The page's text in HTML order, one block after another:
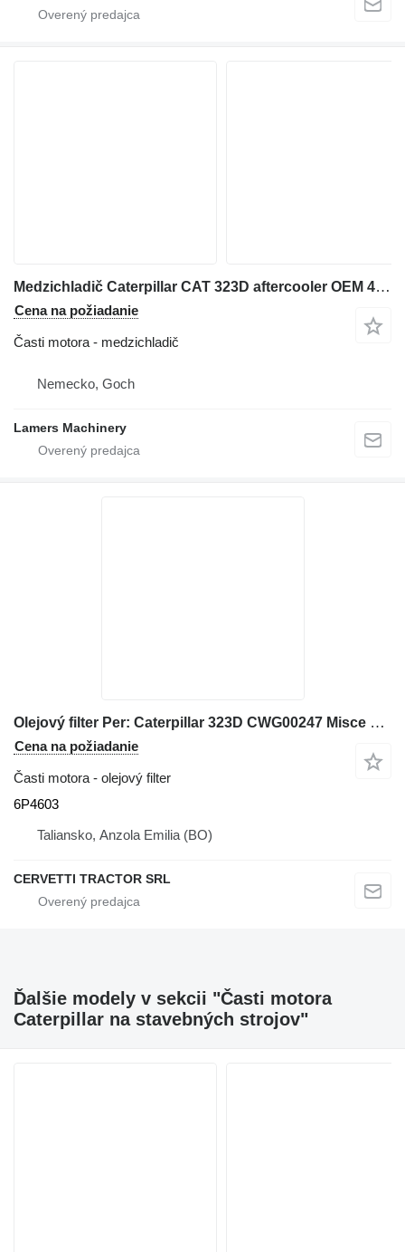
Medzichladič Caterpillar CAT 323D aftercooler OEM 4530619 na rýpadla
Cena na požiadanie
Časti motora - medzichladič
Nemecko, Goch
Lamers Machinery
Olejový filter Per: Caterpillar 323D CWG00247 Misce 6P4603 na rýpadla Caterpillar 323D
Cena na požiadanie
Časti motora - olejový filter
6P4603
Taliansko, Anzola Emilia (BO)
CERVETTI TRACTOR SRL
Ďalšie modely v sekcii "Časti motora
Caterpillar na stavebných strojov"